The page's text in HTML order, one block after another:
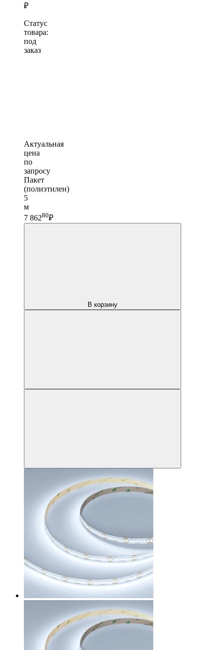
₽
Статус
товара:
под
заказ
Актуальная
цена
по
запросу
Пакет
(полиэтилен)
5
м
7 86280₽
В корзину